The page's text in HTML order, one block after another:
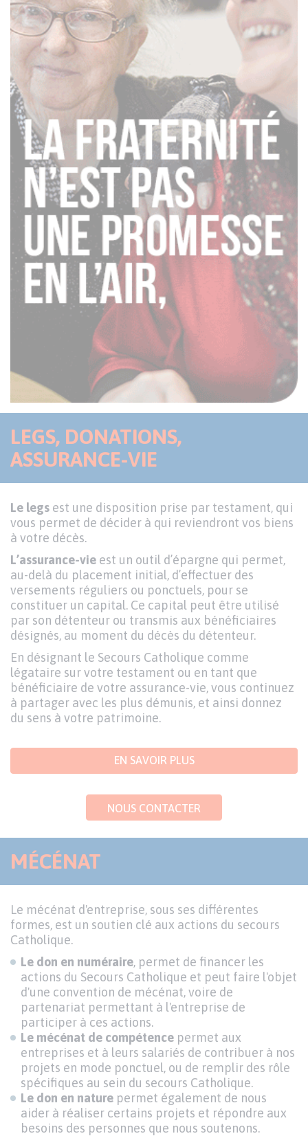
LEGS, DONATIONS,
ASSURANCE-VIE
Le legs est une disposition prise par testament, qui
vous permet de décider à qui reviendront vos biens
à votre décès.
L’assurance-vie est un outil d’épargne qui permet,
au-delà du placement initial, d’effectuer des
versements réguliers ou ponctuels, pour se
constituer un capital. Ce capital peut être utilisé
par son détenteur ou transmis aux bénéficiaires
désignés, au moment du décès du détenteur.
En désignant le Secours Catholique comme
légataire sur votre testament ou en tant que
bénéficiaire de votre assurance-vie, vous continuez
à partager avec les plus démunis, et ainsi donnez
du sens à votre patrimoine.
EN SAVOIR PLUS
NOUS CONTACTER
MÉCÉNAT
Le mécénat d'entreprise, sous ses différentes
formes, est un soutien clé aux actions du secours
Catholique.
Le don en numéraire, permet de financer les
actions du Secours Catholique et peut faire l'objet
d'une convention de mécénat, voire de
partenariat permettant à l'entreprise de
participer à ces actions.
Le mécénat de compétence permet aux
entreprises et à leurs salariés de contribuer à nos
projets en mode ponctuel, ou de remplir des rôle
spécifiques au sein du secours Catholique.
Le don en nature permet également de nous
aider à réaliser certains projets et répondre aux
besoins des personnes que nous soutenons.